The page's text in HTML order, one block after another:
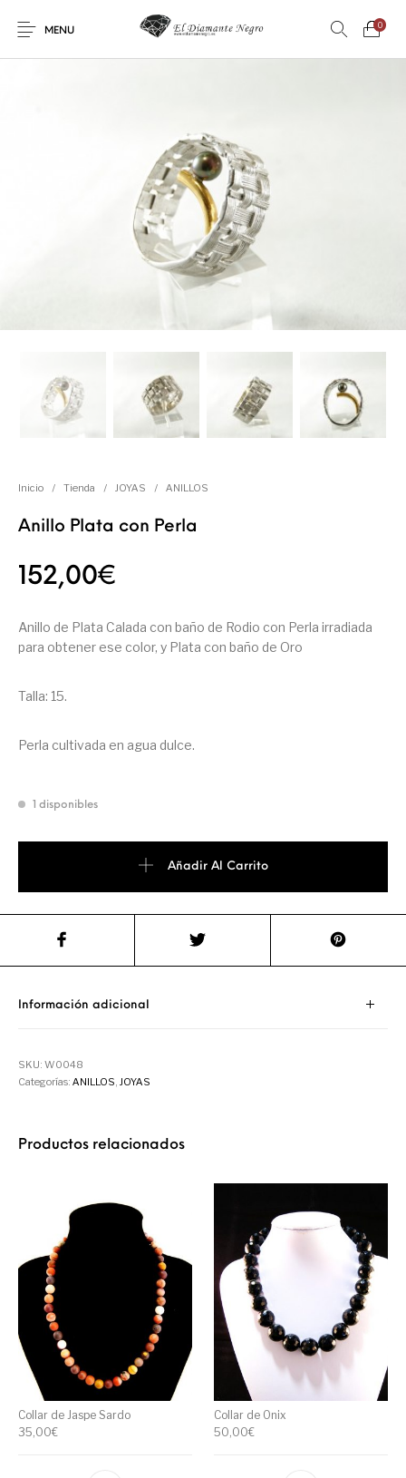
MENU
0
En oferta ! DECORACIÓN
FÓSILES JOYAS
CONSUMO
Inicio / Tienda / JOYAS / ANILLOS
Anillo Plata con Perla
152,00€
Anillo de Plata Calada con baño de Rodio con Perla irradiada
para obtener ese color, y Plata con baño de Oro
Talla: 15.
Perla cultivada en agua dulce.
1 disponibles
Añadir Al Carrito
Información adicional
SKU:W0048
Categorías:ANILLOS,JOYAS
Productos relacionados
Collar de Jaspe Sardo
35,00€
Collar de Onix
50,00€